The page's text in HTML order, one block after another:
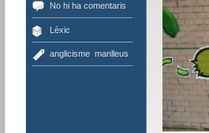
No hi ha comentaris
Lèxic
anglicisme, manlleus